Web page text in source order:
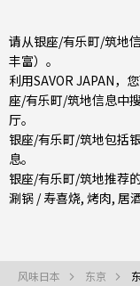
请从银座/有乐町/筑地
丰富）。
利用SAVOR JAPAN，
座/有乐町/筑地信息中
厅。
银座/有乐町/筑地包括
息。
银座/有乐町/筑地推荐
涮锅 / 寿喜烧, 烤肉, 居
风味日本 东京